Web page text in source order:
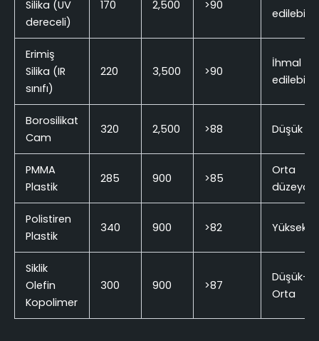
Silika (UV
dereceli)
170 2,500 >90
edilebilir
Erimiş
Silika (IR
sınıfı)
220 3,500 >90
İhmal
edilebilir
Borosilikat
Cam
320 2,500 >88 Düşük
PMMA
Plastik
285 900 >85
Orta
düzeyde
Polistiren
Plastik
340 900 >82 Yüksek
Siklik
Olefin
Kopolimer
300 900 >87
Düşük-
Orta